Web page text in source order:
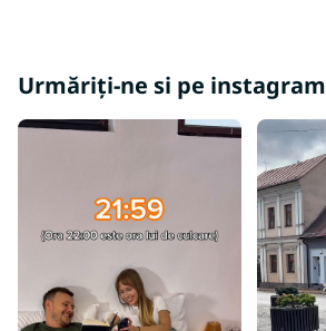
Urmăriți-ne si pe instagram